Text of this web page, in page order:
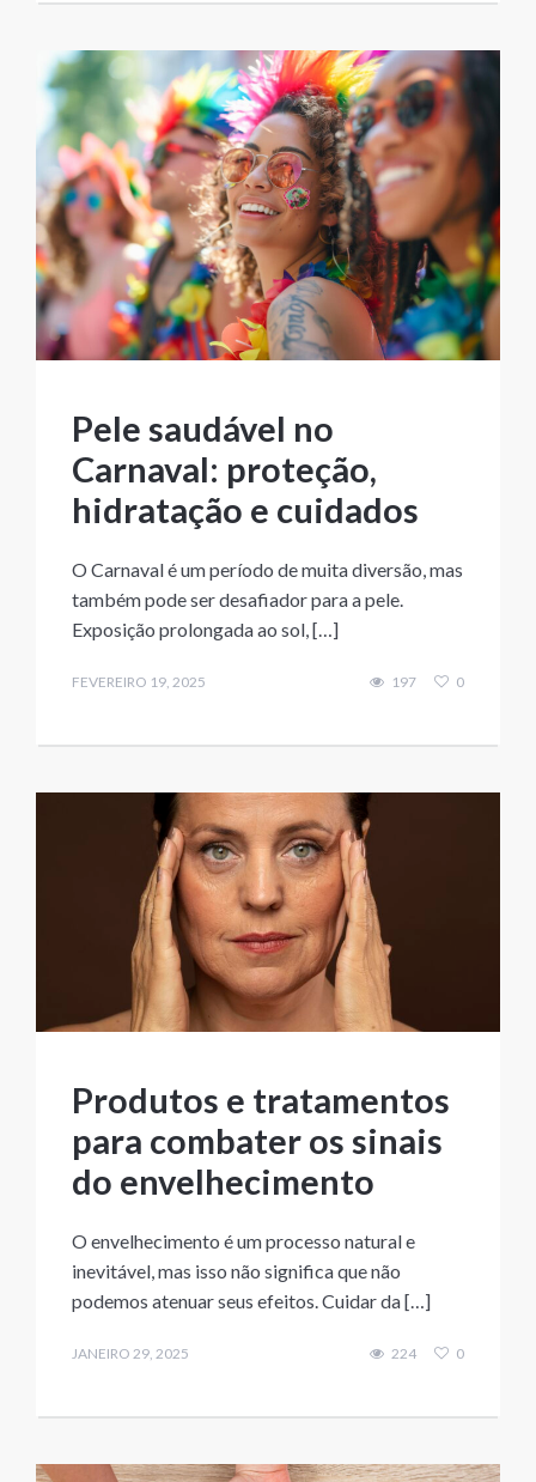
Pele saudável no
Carnaval: proteção,
hidratação e cuidados
O Carnaval é um período de muita diversão, mas
também pode ser desafiador para a pele.
Exposição prolongada ao sol, […]
FEVEREIRO 19, 2025 197 0
Produtos e tratamentos
para combater os sinais
do envelhecimento
O envelhecimento é um processo natural e
inevitável, mas isso não significa que não
podemos atenuar seus efeitos. Cuidar da […]
JANEIRO 29, 2025 224 0